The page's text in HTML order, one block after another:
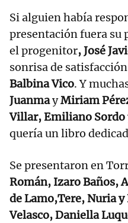
Si alguien había
presentación fuera su
el progenitor, José
sonrisa de
Balbina Vico. Y
JuanmayMiriam
Villar, Emiliano Sordo
quería un libro
Se presentaron en
Román, Izaro Baños,
de Lamo,Tere, Nuria
Velasco, Daniella